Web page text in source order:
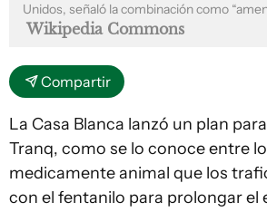
Unidos, señaló la combinación como
Wikipedia Commons
Compartir
La Casa Blanca lanzó un plan
Tranq, como se lo conoce entre
medicamente animal que los
con el fentanilo para prolongar el